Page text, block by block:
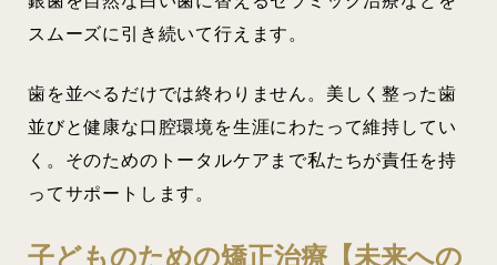
スムーズに引き続いて行えます。
歯を並べるだけでは終わりません。美しく整った歯
並びと健康な口腔環境を生涯にわたって維持してい
く。そのためのトータルケアまで私たちが責任を持
ってサポートします。
子どものための矯正治療【未来への